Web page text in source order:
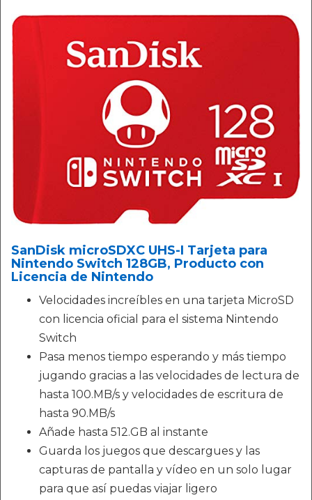
SanDisk microSDXC UHS-I Tarjeta para
Nintendo Switch 128GB, Producto con
Licencia de Nintendo
Velocidades increíbles en una tarjeta MicroSD
con licencia oficial para el sistema Nintendo
Switch
Pasa menos tiempo esperando y más tiempo
jugando gracias a las velocidades de lectura de
hasta 100.MB/s y velocidades de escritura de
hasta 90.MB/s
Añade hasta 512.GB al instante
Guarda los juegos que descargues y las
capturas de pantalla y vídeo en un solo lugar
para que así puedas viajar ligero